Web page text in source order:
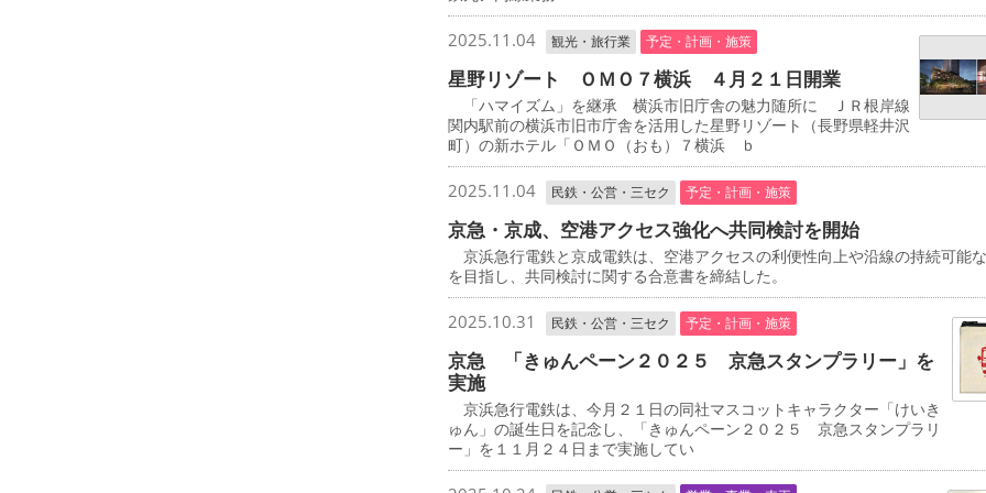
2025.11.04 観光・旅行業 予定・計画・施策
星野リゾート ＯＭＯ７横浜 ４月２１日開業
「ハマイズム」を継承 横浜市旧庁舎の魅力随所に ＪＲ根岸線
関内駅前の横浜市旧市庁舎を活用した星野リゾート（長野県軽井沢
町）の新ホテル「ＯＭＯ（おも）７横浜 ｂ
2025.11.04 民鉄・公営・三セク 予定・計画・施策
京急・京成、空港アクセス強化へ共同検討を開始
京浜急行電鉄と京成電鉄は、空港アクセスの利便性向上や沿線の持続可能
を目指し、共同検討に関する合意書を締結した。
2025.10.31 民鉄・公営・三セク 予定・計画・施策
京急 「きゅんペーン２０２５ 京急スタンプラリー」を
実施
京浜急行電鉄は、今月２１日の同社マスコットキャラクター「けいき
ゅん」の誕生日を記念し、「きゅんペーン２０２５ 京急スタンプラリ
ー」を１１月２４日まで実施してい